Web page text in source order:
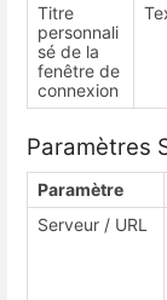
Titre
personnali
sé de la
fenêtre de
connexion
Paramètres
Paramètre
Serveur / URL